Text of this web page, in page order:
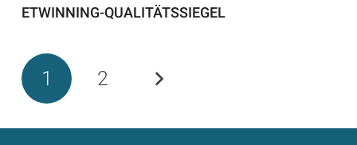
ETWINNING-QUALITÄTSSIEGEL
1 2